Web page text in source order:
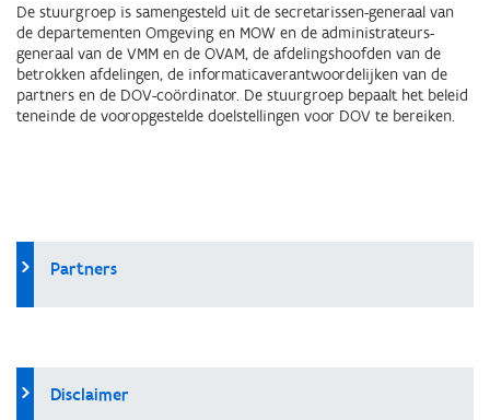
De stuurgroep is samengesteld uit de secretarissen-generaal van
de departementen Omgeving en MOW en de administrateurs-
generaal van de VMM en de OVAM, de afdelingshoofden van de
betrokken afdelingen, de informaticaverantwoordelijken van de
partners en de DOV-coördinator. De stuurgroep bepaalt het beleid
teneinde de vooropgestelde doelstellingen voor DOV te bereiken.
Partners
Disclaimer